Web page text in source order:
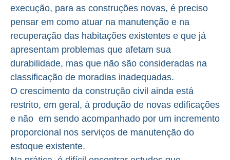
execução, para as construções novas, é preciso
pensar em como atuar na manutenção e na
recuperação das habitações existentes e que já
apresentam problemas que afetam sua
durabilidade, mas que não são consideradas na
classificação de moradias inadequadas.
O crescimento da construção civil ainda está
restrito, em geral, à produção de novas edificações
e não em sendo acompanhado por um incremento
proporcional nos serviços de manutenção do
estoque existente.